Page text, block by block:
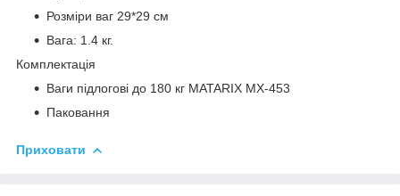
Розміри ваг 29*29 см
Вага: 1.4 кг.
Комплектація
Ваги підлогові до 180 кг MATARIX MX-453
Паковання
Приховати